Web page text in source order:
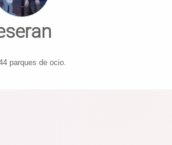
parques de ocio.